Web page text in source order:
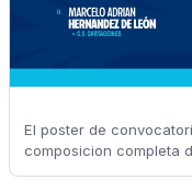
El poster de
composicion completa